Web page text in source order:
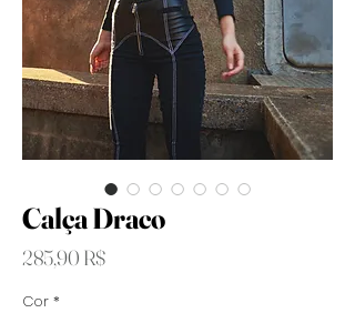
Calça Draco
285,90 R$Preis
Cor *